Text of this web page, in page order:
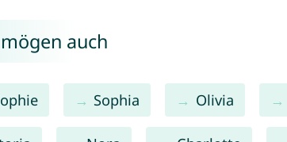
auch
Sophia Olivia